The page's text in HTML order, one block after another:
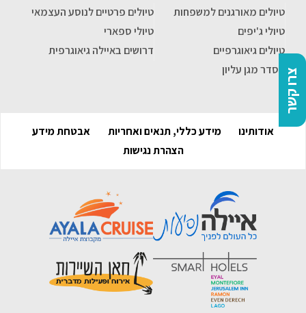
צרו קשר
טיולים מאורגנים למשפחות
טיולים פרטיים לנוסע העצמאי
טיולי ג'יפים
טיולי ספארי
טיולים גיאוגרפיים
דרושים באיילה גיאוגרפית
הסדר מגן עליון
אודותינו מידע כללי, תנאים ואחריות
אבטחת מידע
הצהרת נגישות